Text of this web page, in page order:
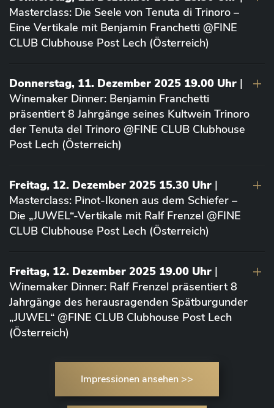
Masterclass: Die Seele von Tenuta di Trinoro –
Eine Vertikale mit Benjamin Franchetti @FINE
CLUB Clubhouse Post Lech (Österreich)
Donnerstag, 11. Dezember 2025 19.00 Uhr |
Winemaker Dinner: Benjamin Franchetti
präsentiert 8 Jahrgänge seines Kultwein Trinoro
der Tenuta del Trinoro @FINE CLUB Clubhouse
Post Lech (Österreich)
Freitag, 12. Dezember 2025 15.30 Uhr |
Masterclass: Pinot-Ikonen aus dem Schiefer –
Die „JUWEL“-Vertikale mit Ralf Frenzel @FINE
CLUB Clubhouse Post Lech (Österreich)
Freitag, 12. Dezember 2025 19.00 Uhr |
Winemaker Dinner: Ralf Frenzel präsentiert 8
Jahrgänge des herausragenden Spätburgunder
„JUWEL“ @FINE CLUB Clubhouse Post Lech
(Österreich)
Impressionen ansehen >>